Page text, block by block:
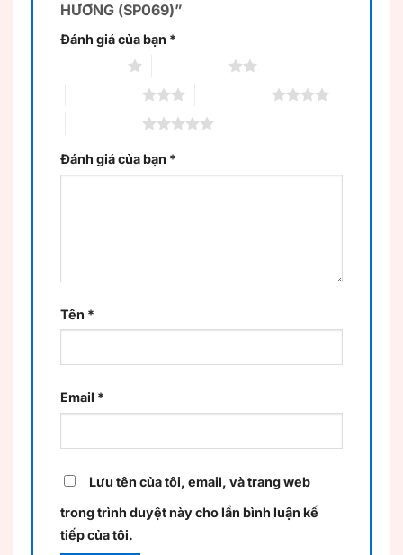
HƯƠNG (SP069)”
Đánh giá của bạn *
Đánh giá của bạn *
Tên *
Email *
Lưu tên của tôi, email, và trang web
trong trình duyệt này cho lần bình luận kế
tiếp của tôi.